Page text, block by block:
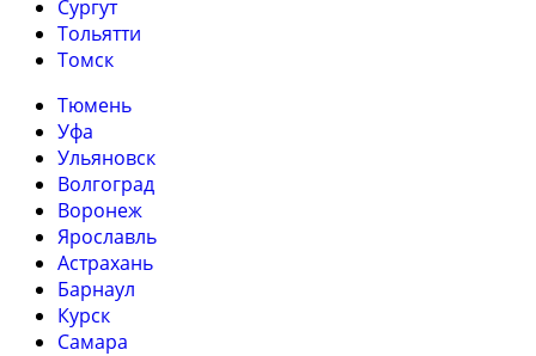
Сургут
Тольятти
Томск
Тюмень
Уфа
Ульяновск
Волгоград
Воронеж
Ярославль
Астрахань
Барнаул
Курск
Самара